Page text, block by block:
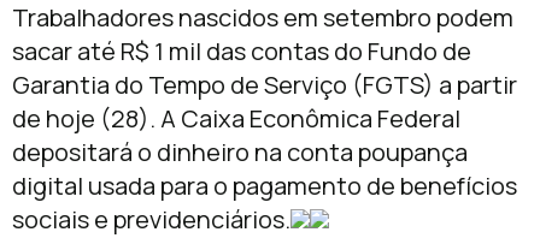
Trabalhadores nascidos em setembro podem
sacar até R$ 1 mil das contas do Fundo de
Garantia do Tempo de Serviço (FGTS) a partir
de hoje (28). A Caixa Econômica Federal
depositará o dinheiro na conta poupança
digital usada para o pagamento de benefícios
sociais e previdenciários.